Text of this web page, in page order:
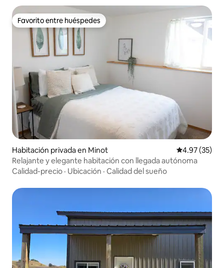
Favorito entre huéspedes
Favorito entre huéspedes
Habitación privada en Minot Calificación
4.97 (35)
Relajante y elegante habitación con llegada autónoma
Calidad-precio · Ubicación · Calidad del sueño